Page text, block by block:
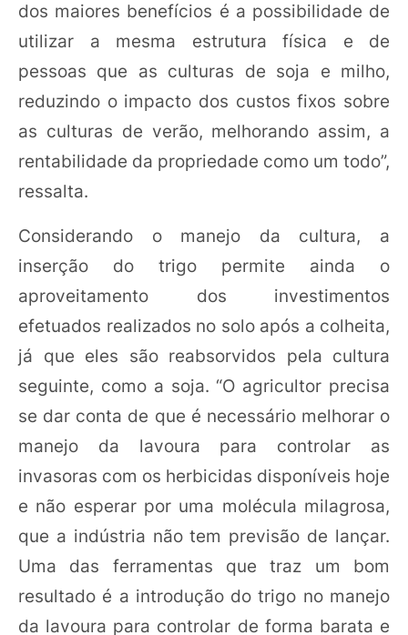
dos maiores benefícios é a possibilidade de
utilizar a mesma estrutura física e de
pessoas que as culturas de soja e milho,
reduzindo o impacto dos custos fixos sobre
as culturas de verão, melhorando assim, a
rentabilidade da propriedade como um todo”,
ressalta.
Considerando o manejo da cultura, a
inserção do trigo permite ainda o
aproveitamento dos investimentos
efetuados realizados no solo após a colheita,
já que eles são reabsorvidos pela cultura
seguinte, como a soja. “O agricultor precisa
se dar conta de que é necessário melhorar o
manejo da lavoura para controlar as
invasoras com os herbicidas disponíveis hoje
e não esperar por uma molécula milagrosa,
que a indústria não tem previsão de lançar.
Uma das ferramentas que traz um bom
resultado é a introdução do trigo no manejo
da lavoura para controlar de forma barata e